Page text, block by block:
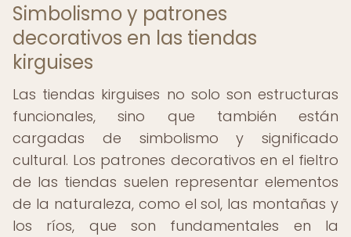
Simbolismo y patrones
decorativos en las tiendas
kirguises
Las tiendas kirguises no solo son estructuras
funcionales, sino que también están
cargadas de simbolismo y significado
cultural. Los patrones decorativos en el fieltro
de las tiendas suelen representar elementos
de la naturaleza, como el sol, las montañas y
los ríos, que son fundamentales en la